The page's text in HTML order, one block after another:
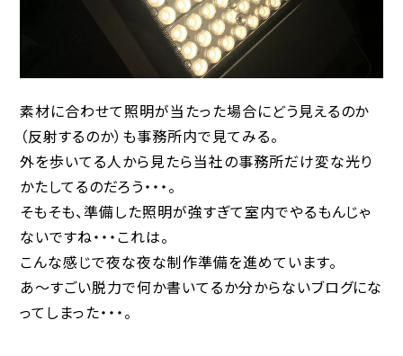
素材に合わせて照明が当たった場合にどう見えるのか
（反射するのか）も事務所内で見てみる。
外を歩いてる人から見たら当社の事務所だけ変な光り
かたしてるのだろう・・・。
そもそも、準備した照明が強すぎて室内でやるもんじゃ
ないですね・・・これは。
こんな感じで夜な夜な制作準備を進めています。
あ〜すごい脱力で何か書いてるか分からないブログにな
ってしまった・・・。